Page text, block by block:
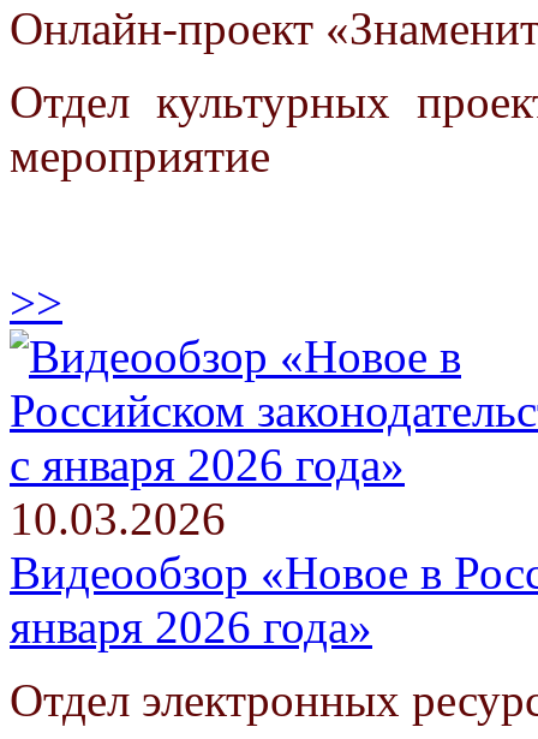
Онлайн-проект
Отдел культурных
мероприятие
>>
10.03.2026
Видеообзор «Новое в
января 2026 года»
Отдел электронных